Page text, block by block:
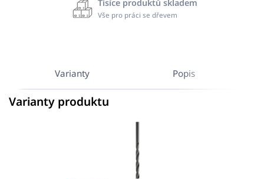
Tisíce produktů skladem
Vše pro práci se dřevem
Varianty Popis
Varianty produktu